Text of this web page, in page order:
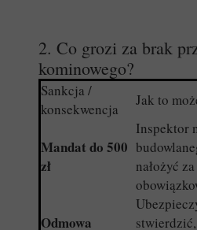
2. Co grozi za brak
kominowego?
Sankcja /
konsekwencja
Jak to
Mandat do 500
zł
Inspektor
nałożyć
Odmowa